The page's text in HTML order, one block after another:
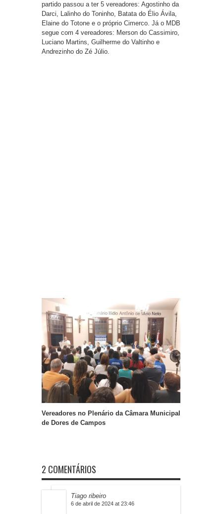
partido passou a ter 5 vereadores: Agostinho da
Darci, Lalinho do Toninho, Batata do Élio Ávila,
Elaine do Totone e o próprio Cimerco. Já o MDB
segue com 4 vereadores: Merson do Cassimiro,
Luciano Martins, Guilherme do Valtinho e
Andrezinho do Zé Júlio.
Vereadores no Plenário da Câmara Municipal
de Dores de Campos
2 COMENTÁRIOS
Tiago ribeiro
6 de abril de 2024 at 23:46